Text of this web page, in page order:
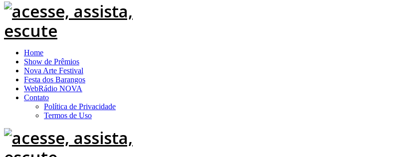
Home
Show de Prêmios
Nova Arte Festival
Festa dos Barangos
WebRádio NOVA
Contato
Política de Privacidade
Termos de Uso